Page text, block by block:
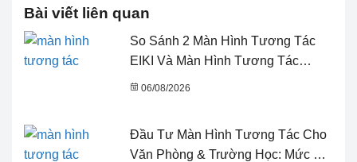
Bài viết liên quan
So Sánh 2 Màn Hình Tương Tác
EIKI Và Màn Hình Tương Tác
SUMMY: Nên Chọn Thương Hiệu
06/08/2026
Đầu Tư Màn Hình Tương Tác Cho
Văn Phòng & Trường Học: Mức Giá